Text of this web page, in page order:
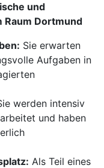
und
Raum Dortmund
Sie erwarten
Aufgaben in
werden intensiv
und haben
Als Teil eines